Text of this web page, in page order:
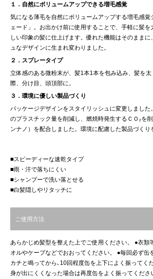
１．自然にボリュームアップできる増毛感覚
気になる薄毛を自然にボリュームアップする増毛感覚
ェード」。お出かけ前に使用することで、手軽に髪を
しい印象の髪に仕上げます。優れた機能はそのままに
ュなデザインに生まれ変わりました。
２．スプレータイプ
立体感のある微粉末が、髪1本1本を包み込み、髪を太
際、分け目、頭頂部に。
３．環境に優しい製品づくり
パッケージデザインをスタイリッシュに変更しました
のプラスチック量を削減し、燃焼時発生するＣＯ₂を
ンナノ）を配合しました。環境に配慮した製品づくり
■スピーディーな速乾タイプ
■雨・汗で落ちにくい
■シャンプーで洗い落とせる
■白髪隠しやリタッチに
ご使用方法
あらかじめ髪型を整えた上でご使用ください。 ●衣類
オルやケープなどでおおってください。 ●毎回必ず缶
カチと鳴ってから､10回程度缶を上下によく振ってく
身が出にくくなった場合は再度缶をよく振ってくださ